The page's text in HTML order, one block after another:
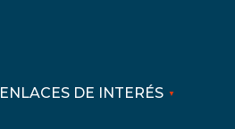
ENLACES DE INTERÉS